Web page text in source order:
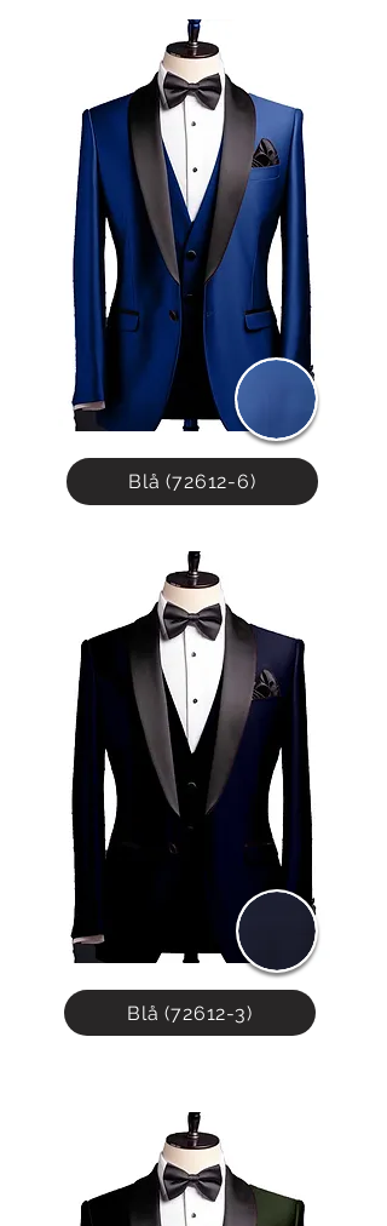
ser ut og føles eksepsjonell, uansett
anledning. Dette gjør den til et ideelt valg
for formelle begivenheter hvor kun det
beste er godt nok.
Blå (72612-6)
Blå (72612-3)